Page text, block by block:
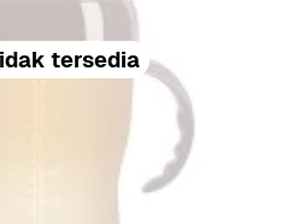
tersedia